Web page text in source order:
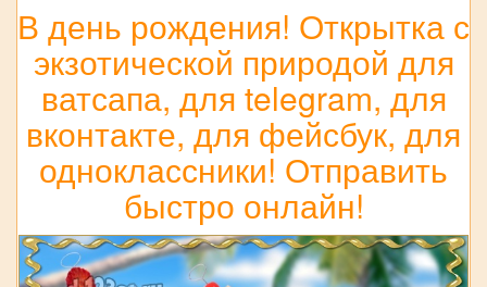
В день рождения! Открытка с
экзотической природой для
ватсапа, для telegram, для
вконтакте, для фейсбук, для
одноклассники! Отправить
быстро онлайн!